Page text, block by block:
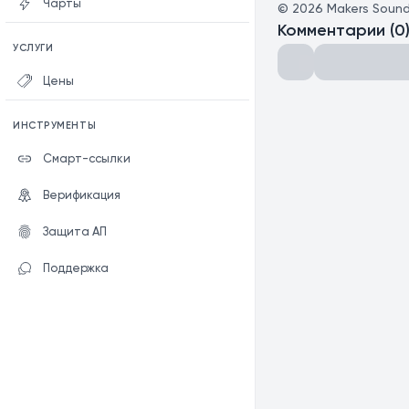
Чарты
УСЛУГИ
Цены
ИНСТРУМЕНТЫ
Смарт-ссылки
Верификация
Защита АП
Поддержка
© 2026 Makers
Комментарии (0)